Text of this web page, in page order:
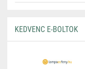
KEDVENC E-BOLTOK